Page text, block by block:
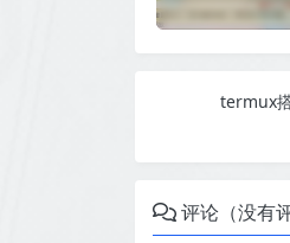
termux
评论（没有